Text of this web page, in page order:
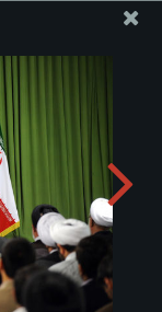
ارسال
بازدید رهبر
و دیدار با